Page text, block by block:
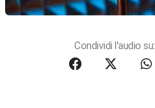
Condividi l'audio su: